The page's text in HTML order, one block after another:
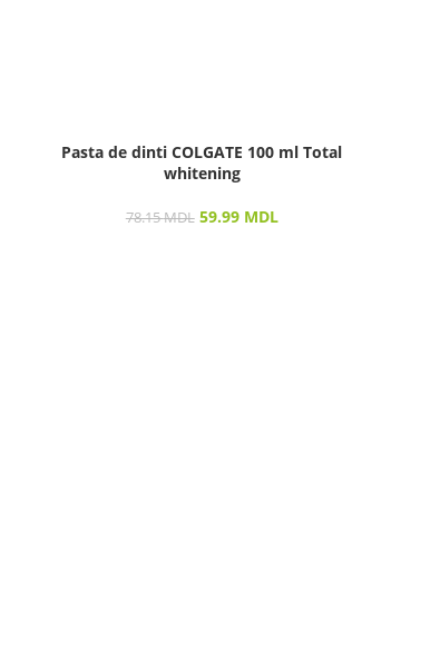
Pasta de dinti COLGATE 100 ml Total
whitening
78.15MDL 59.99 MDL